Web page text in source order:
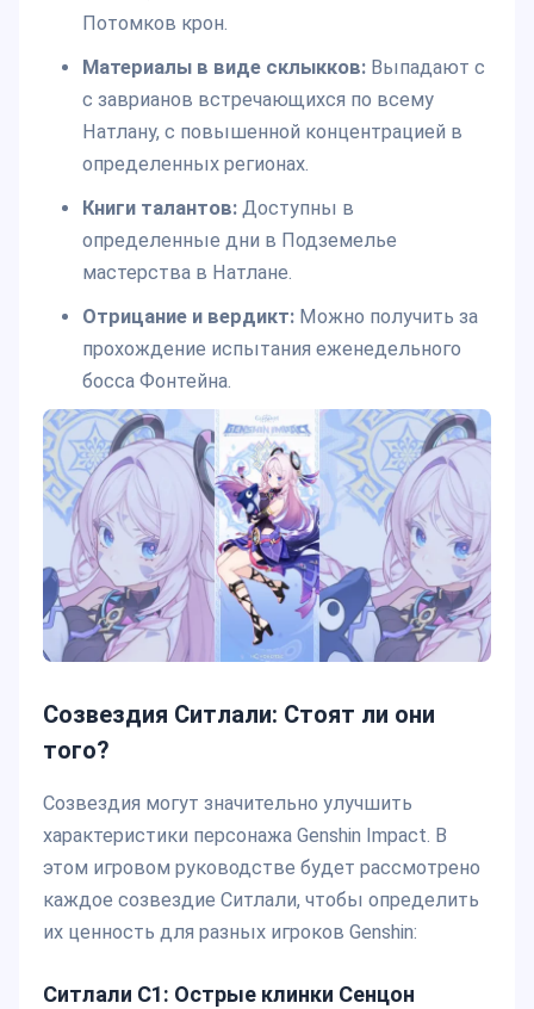
Потомков крон.
Материалы в виде склыкков:Выпадают с
с заврианов встречающихся по всему
Натлану, с повышенной концентрацией в
определенных регионах.
Книги талантов:Доступны в
определенные дни в Подземелье
мастерства в Натлане.
Отрицание и вердикт:Можно получить за
прохождение испытания еженедельного
босса Фонтейна.
Созвездия Ситлали: Стоят ли они
того?
Созвездия могут значительно улучшить
характеристики персонажа Genshin Impact. В
этом игровом руководстве будет рассмотрено
каждое созвездие Ситлали, чтобы определить
их ценность для разных игроков Genshin:
Ситлали C1: Острые клинки Сенцон